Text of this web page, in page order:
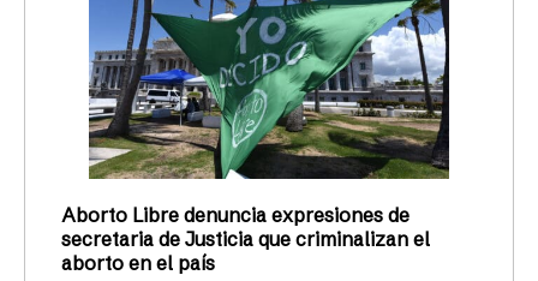
Aborto Libre denuncia expresiones de
secretaria de Justicia que criminalizan el
aborto en el país